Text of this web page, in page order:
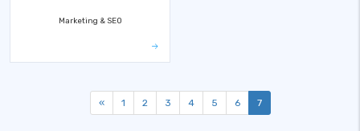
Marketing & SEO
« 1 2 3 4 5 6 7